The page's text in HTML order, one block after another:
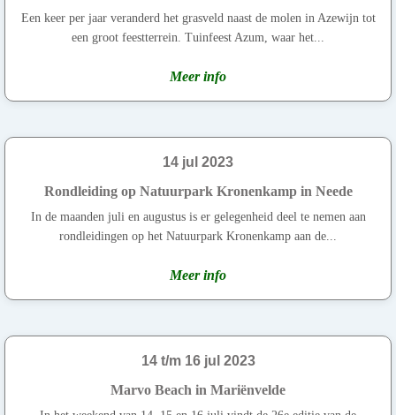
Een keer per jaar veranderd het grasveld naast de molen in Azewijn tot
een groot feestterrein. Tuinfeest Azum, waar het...
Meer info
14 jul 2023
Rondleiding op Natuurpark Kronenkamp in Neede
In de maanden juli en augustus is er gelegenheid deel te nemen aan
rondleidingen op het Natuurpark Kronenkamp aan de...
Meer info
14 t/m 16 jul 2023
Marvo Beach in Mariënvelde